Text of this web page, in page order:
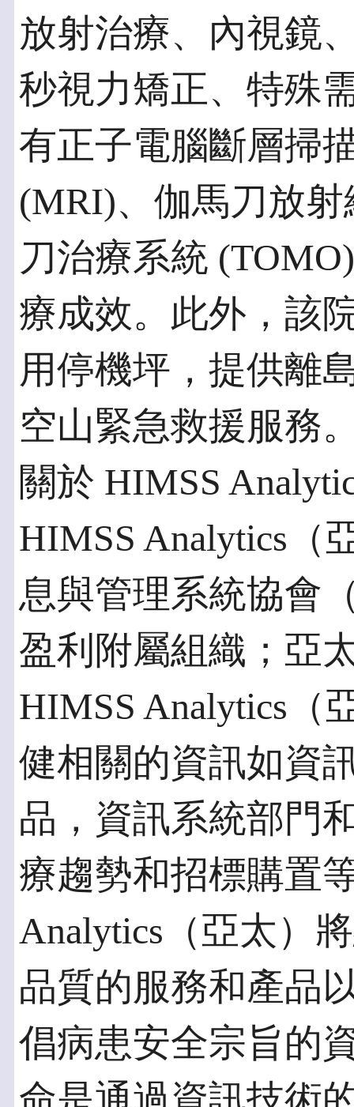
放射治療、內視鏡
秒視力矯正、特殊
有正子電腦斷層掃
(MRI)、伽馬刀放射
刀治療系統
療成效。此外，該
用停機坪，提供離
空山緊急救援服務
關於 HIMSS
HIMSS Analytics（
息與管理系統協會
盈利附屬組織；亞
HIMSS Analytics（
健相關的資訊如資
品，資訊系統部門
療趨勢和招標購置
Analytics（亞太）
品質的服務和產品
倡病患安全宗旨的